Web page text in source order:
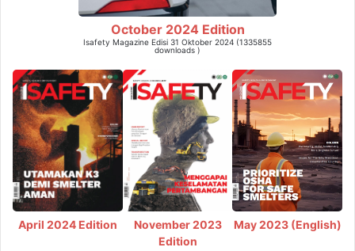
October 2024 Edition
Isafety Magazine Edisi 31 Oktober 2024 (1335855
downloads )
April 2024 Edition
November 2023
Edition
May 2023 (English)